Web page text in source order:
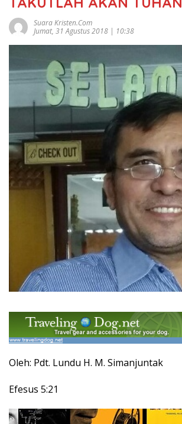
Suara Kristen.com
Jumat, 31 Agustus 2018 | 10:38
Oleh: Pdt. Lundu H. M. Simanjuntak
Efesus 5:21